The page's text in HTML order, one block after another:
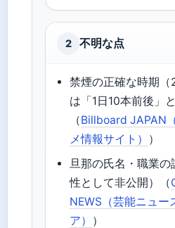
2 不明な点
禁煙の正確な時期（
は「1日10本前後」と
（Billboard JAPAN
メ情報サイト） ）
旦那の氏名・職業の
性として非公開）（
NEWS（芸能ニュー
ア） ）